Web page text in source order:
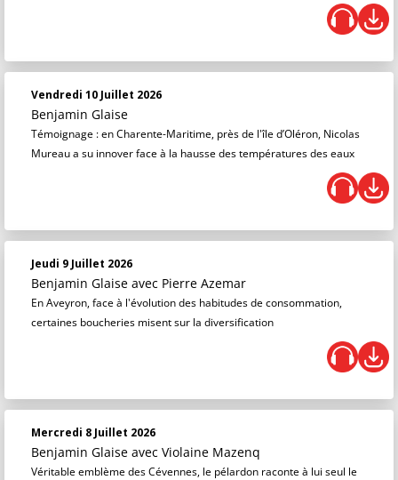
Vendredi 10 Juillet 2026
Benjamin Glaise
Témoignage : en Charente-Maritime, près de l'île d’Oléron, Nicolas
Mureau a su innover face à la hausse des températures des eaux
Jeudi 9 Juillet 2026
Benjamin Glaise avec Pierre Azemar
En Aveyron, face à l'évolution des habitudes de consommation,
certaines boucheries misent sur la diversification
Mercredi 8 Juillet 2026
Benjamin Glaise avec Violaine Mazenq
Véritable emblème des Cévennes, le pélardon raconte à lui seul le